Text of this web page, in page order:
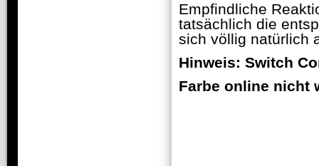
Empfindliche
tatsächlich die
sich völlig natürlich
Hinweis: Switch
Farbe online nicht